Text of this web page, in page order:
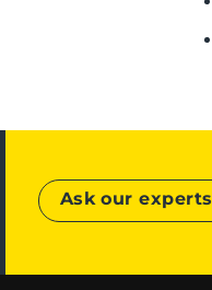
Ask our experts